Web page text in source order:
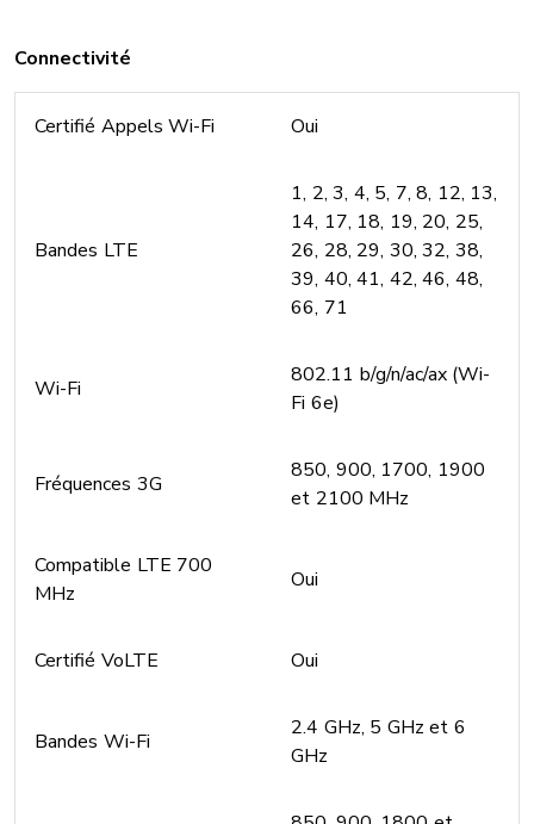
Connectivité
Certifié Appels Wi-Fi Oui
Bandes LTE
1, 2, 3, 4, 5, 7, 8, 12, 13,
14, 17, 18, 19, 20, 25,
26, 28, 29, 30, 32, 38,
39, 40, 41, 42, 46, 48,
66, 71
Wi-Fi
802.11 b/g/n/ac/ax (Wi-
Fi 6e)
Fréquences 3G
850, 900, 1700, 1900
et 2100 MHz
Compatible LTE 700
MHz
Oui
Certifié VoLTE Oui
Bandes Wi-Fi
2.4 GHz, 5 GHz et 6
GHz